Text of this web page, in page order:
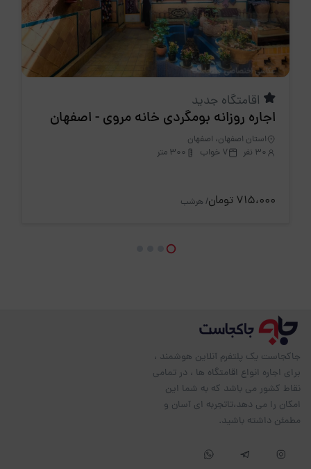
اقامتگاه جدید
اجاره روزانه بومگردی خانه مروی - اصفهان
استان اصفهان، اصفهان
30 نفر
7 خواب 300 متر
715،000 تومان / هرشب
جاکجاست یک پلتفرم آنلاین هوشمند ،
برای اجاره انواع اقامتگاه ها ، در تمامی
نقاط کشور می باشد که به شما این
امکان را می دهد،تاتجربه ای آسان و
مطمئن داشته باشید.